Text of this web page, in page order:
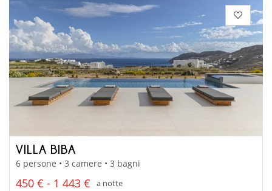
VILLA BIBA
6 persone • 3 camere • 3 bagni
450 € - 1 443 €
a notte